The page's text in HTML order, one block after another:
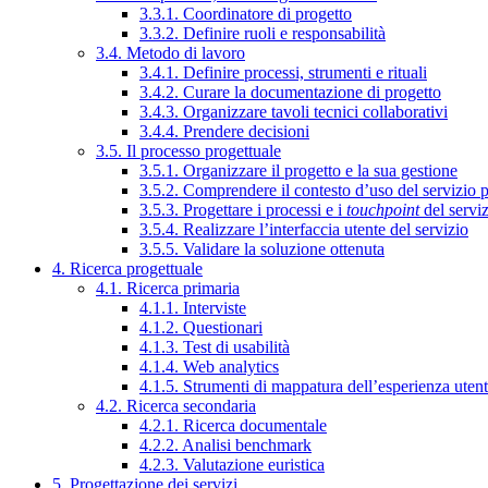
3.3.1. Coordinatore di progetto
3.3.2. Definire ruoli e responsabilità
3.4. Metodo di lavoro
3.4.1. Definire processi, strumenti e rituali
3.4.2. Curare la documentazione di progetto
3.4.3. Organizzare tavoli tecnici collaborativi
3.4.4. Prendere decisioni
3.5. Il processo progettuale
3.5.1. Organizzare il progetto e la sua gestione
3.5.2. Comprendere il contesto d’uso del servizio
3.5.3. Progettare i processi e i touchpointdel
3.5.4. Realizzare l’interfaccia utente del servizio
3.5.5. Validare la soluzione ottenuta
4. Ricerca progettuale
4.1. Ricerca primaria
4.1.1. Interviste
4.1.2. Questionari
4.1.3. Test di usabilità
4.1.4. Web analytics
4.1.5. Strumenti di mappatura dell’esperienza
4.2. Ricerca secondaria
4.2.1. Ricerca documentale
4.2.2. Analisi benchmark
4.2.3. Valutazione euristica
5. Progettazione dei servizi